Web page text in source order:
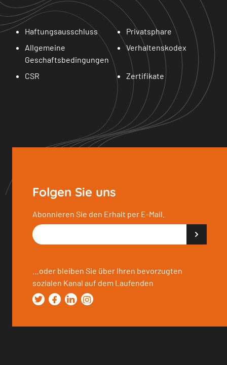
Haftungsausschluss
Privatsphare
Allgemeine
Geschaftsbedingungen
Verhaltenskodex
CSR Zertifikate
Folgen Sie uns
Abonnieren Sie den Erhalt per E-Mail.
…oder bleiben Sie über Ihren bevorzugten
sozialen Kanal auf dem Laufenden